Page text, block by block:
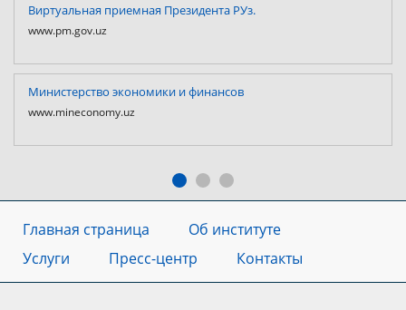
Виртуальная приемная Президента РУз.
www.pm.gov.uz
Министерство экономики и финансов
www.mineconomy.uz
Главная страница
Об институте
Услуги
Пресс-центр Контакты